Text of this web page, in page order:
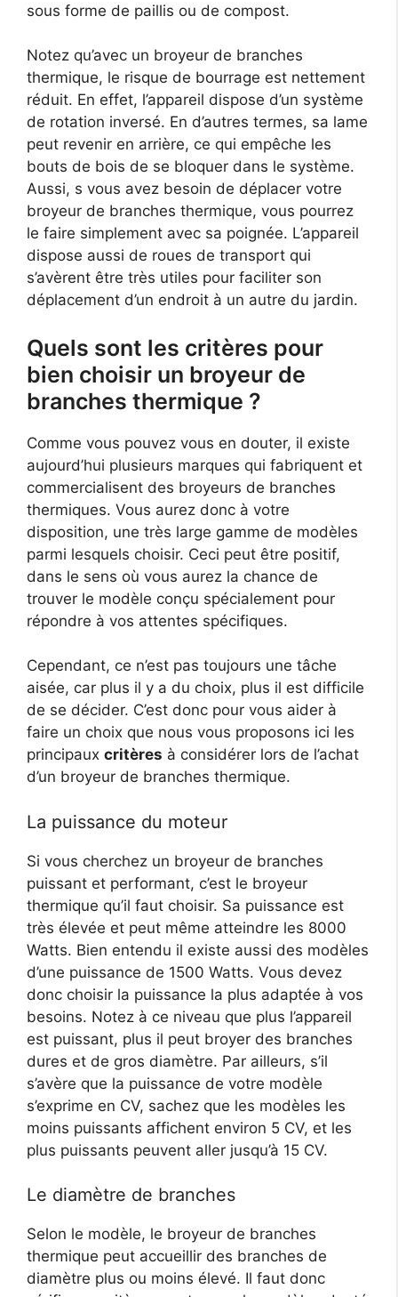
sous forme de paillis ou de compost.
Notez qu’avec un broyeur de branches
thermique, le risque de bourrage est nettement
réduit. En effet, l’appareil dispose d’un système
de rotation inversé. En d’autres termes, sa lame
peut revenir en arrière, ce qui empêche les
bouts de bois de se bloquer dans le système.
Aussi, s vous avez besoin de déplacer votre
broyeur de branches thermique, vous pourrez
le faire simplement avec sa poignée. L’appareil
dispose aussi de roues de transport qui
s’avèrent être très utiles pour faciliter son
déplacement d’un endroit à un autre du jardin.
Quels sont les critères pour
bien choisir un broyeur de
branches thermique ?
Comme vous pouvez vous en douter, il existe
aujourd’hui plusieurs marques qui fabriquent et
commercialisent des broyeurs de branches
thermiques. Vous aurez donc à votre
disposition, une très large gamme de modèles
parmi lesquels choisir. Ceci peut être positif,
dans le sens où vous aurez la chance de
trouver le modèle conçu spécialement pour
répondre à vos attentes spécifiques.
Cependant, ce n’est pas toujours une tâche
aisée, car plus il y a du choix, plus il est difficile
de se décider. C’est donc pour vous aider à
faire un choix que nous vous proposons ici les
principaux critères à considérer lors de l’achat
d’un broyeur de branches thermique.
La puissance du moteur
Si vous cherchez un broyeur de branches
puissant et performant, c’est le broyeur
thermique qu’il faut choisir. Sa puissance est
très élevée et peut même atteindre les 8000
Watts. Bien entendu il existe aussi des modèles
d’une puissance de 1500 Watts. Vous devez
donc choisir la puissance la plus adaptée à vos
besoins. Notez à ce niveau que plus l’appareil
est puissant, plus il peut broyer des branches
dures et de gros diamètre. Par ailleurs, s’il
s’avère que la puissance de votre modèle
s’exprime en CV, sachez que les modèles les
moins puissants affichent environ 5 CV, et les
plus puissants peuvent aller jusqu’à 15 CV.
Le diamètre de branches
Selon le modèle, le broyeur de branches
thermique peut accueillir des branches de
diamètre plus ou moins élevé. Il faut donc